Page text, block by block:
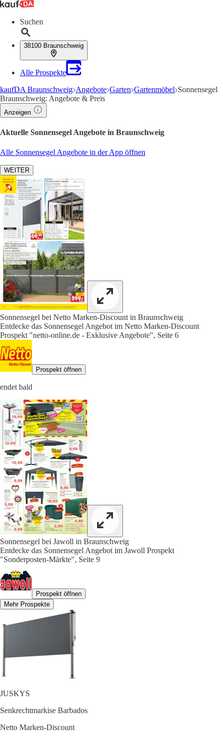
Suchen
38100 Braunschweig
Alle Prospekte
kaufDA Braunschweig Angebote Garten Gartenmöbel Sonnensegel
Braunschweig: Angebote & Preis
Anzeigen
Aktuelle Sonnensegel Angebote in Braunschweig
Alle Sonnensegel Angebote in der App öffnen
WEITER
Sonnensegel bei Netto Marken-Discount in Braunschweig
Entdecke das Sonnensegel Angebot im Netto Marken-Discount
Prospekt "netto-online.de - Exklusive Angebote", Seite 6
Prospekt öffnen
endet bald
Sonnensegel bei Jawoll in Braunschweig
Entdecke das Sonnensegel Angebot im Jawoll Prospekt
"Sonderposten-Märkte", Seite 9
Prospekt öffnen
Mehr Prospekte
JUSKYS
Senkrechtmarkise Barbados
Netto Marken-Discount